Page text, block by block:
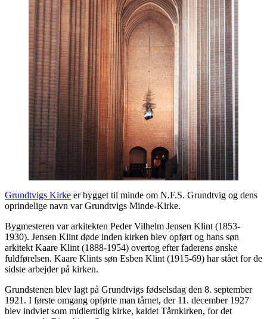
Grundtvigs Kirke er bygget til minde om N.F.S. Grundtvig og dens
oprindelige navn var Grundtvigs Minde-Kirke.
Bygmesteren var arkitekten Peder Vilhelm Jensen Klint (1853-
1930). Jensen Klint døde inden kirken blev opført og hans søn
arkitekt Kaare Klint (1888-1954) overtog efter faderens ønske
fuldførelsen. Kaare Klints søn Esben Klint (1915-69) har stået for de
sidste arbejder på kirken.
Grundstenen blev lagt på Grundtvigs fødselsdag den 8. september
1921. I første omgang opførte man tårnet, der 11. december 1927
blev indviet som midlertidig kirke, kaldet Tårnkirken, for det